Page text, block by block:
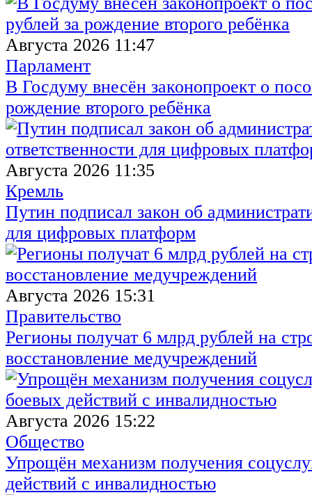
Августа 2026 11:47
Парламент
В Госдуму внесён законопроект о
рождение второго ребёнка
Августа 2026 11:35
Кремль
Путин подписал закон об
для цифровых платформ
Августа 2026 15:31
Правительство
Регионы получат 6 млрд рублей на
восстановление медучреждений
Августа 2026 15:22
Общество
Упрощён механизм получения
действий с инвалидностью